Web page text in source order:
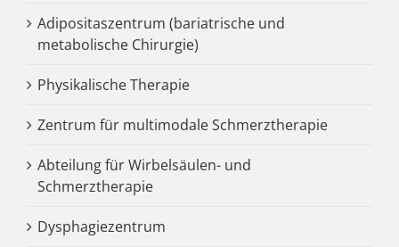
Adipositaszentrum (bariatrische und
metabolische Chirurgie)
Physikalische Therapie
Zentrum für multimodale Schmerztherapie
Abteilung für Wirbelsäulen- und
Schmerztherapie
Dysphagiezentrum